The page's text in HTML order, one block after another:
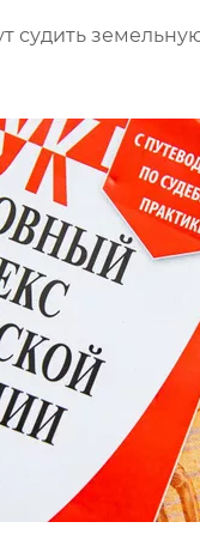
судить